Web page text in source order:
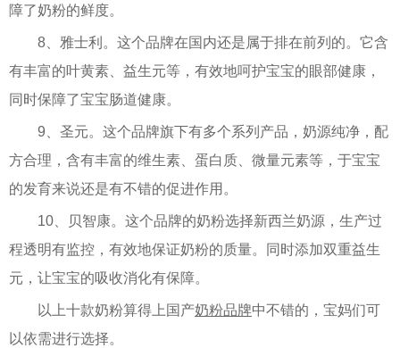
障了奶粉的鲜度。
8、雅士利。这个品牌在国内还是属于排在前列的。它含
有丰富的叶黄素、益生元等，有效地呵护宝宝的眼部健康，
同时保障了宝宝肠道健康。
9、圣元。这个品牌旗下有多个系列产品，奶源纯净，配
方合理，含有丰富的维生素、蛋白质、微量元素等，于宝宝
的发育来说还是有不错的促进作用。
10、贝智康。这个品牌的奶粉选择新西兰奶源，生产过
程透明有监控，有效地保证奶粉的质量。同时添加双重益生
元，让宝宝的吸收消化有保障。
以上十款奶粉算得上国产奶粉品牌中不错的，宝妈们可
以依需进行选择。